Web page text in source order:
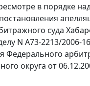
в порядке
суда
N А73-2213/2006-
Федерального
округа от